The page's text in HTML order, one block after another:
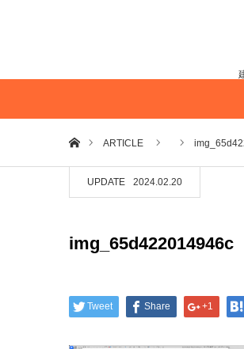
ホームARTICLE
UPDATE 2024.02.20
img_65d422014946c
Tweet Share +1